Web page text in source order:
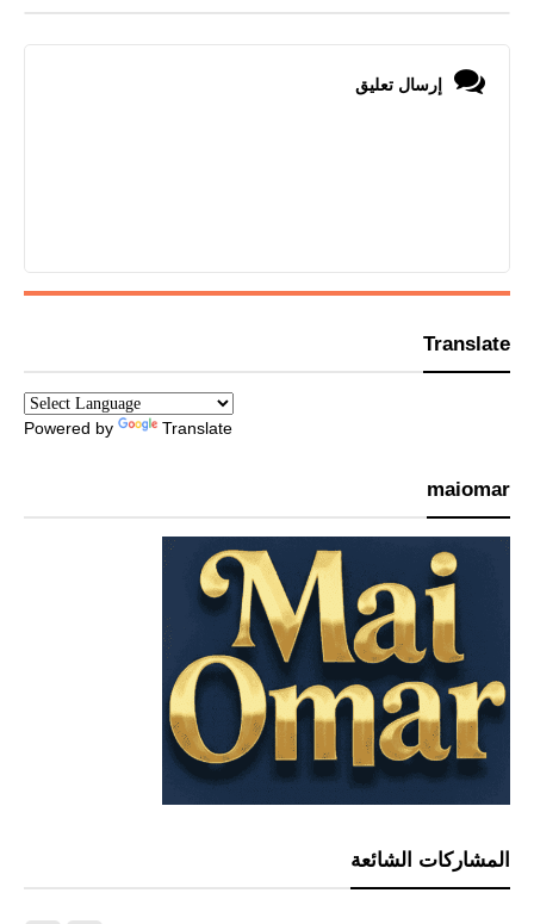
إرسال تعليق
Translate
Powered by Translate
maiomar
المشاركات الشائعة